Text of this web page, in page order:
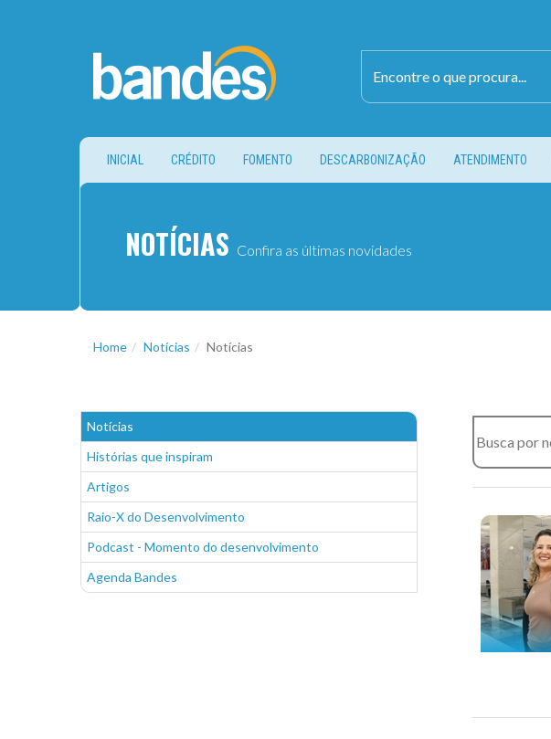
INICIAL (CURRENT)
CRÉDITO FOMENTO DESCARBONIZAÇÃO ATENDIMENTO
NOTÍCIAS Confira as últimas novidades
Home Notícias Notícias
Notícias
Histórias que inspiram
Artigos
Raio-X do Desenvolvimento
Podcast - Momento do desenvolvimento
Agenda Bandes